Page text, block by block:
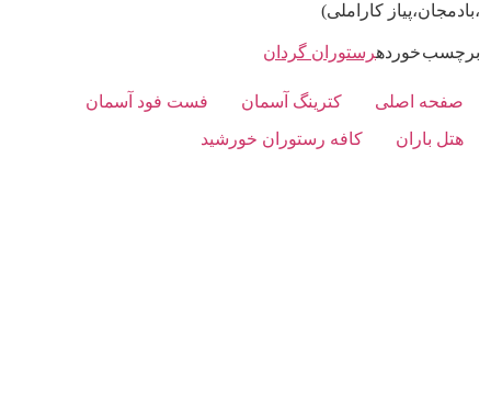
،بادمجان،پیاز کاراملی)
برچسب خوردهرستوران گردان
صفحه اصلی کترینگ آسمان
فست فود آسمان
هتل باران
کافه رستوران خورشید